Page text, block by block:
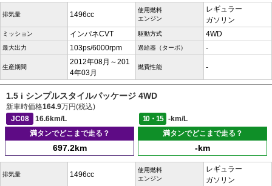
排気量 1496cc
使用燃料
エンジン
レギュラー
ガソリン
ミッション インパネCVT 駆動方式 4WD
最大出力 103ps/6000rpm 過給器（ターボ） -
生産期間
2012年08月～201
4年03月
燃費性能 -
1.5 i シンプルスタイルパッケージ 4WD
新車時価格164.9万円(税込)
JC08
16.6km/L 10・15
-km/L
満タンでどこまで走る？
697.2km
満タンでどこまで走る？
-km
排気量 1496cc
使用燃料
エンジン
レギュラー
ガソリン